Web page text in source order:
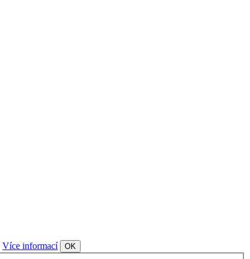
Více informací OK